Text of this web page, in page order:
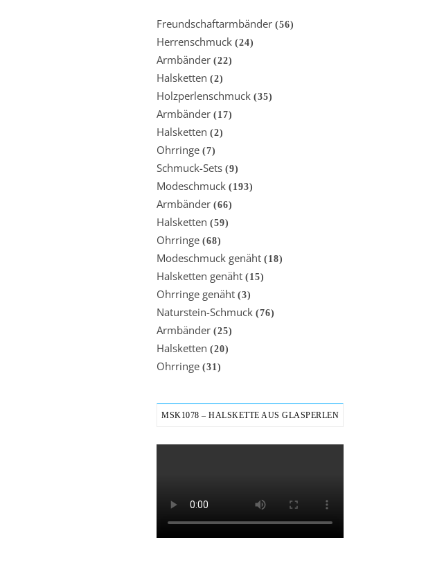
Freundschaftarmbänder (56)
Herrenschmuck (24)
Armbänder (22)
Halsketten (2)
Holzperlenschmuck (35)
Armbänder (17)
Halsketten (2)
Ohrringe (7)
Schmuck-Sets (9)
Modeschmuck (193)
Armbänder (66)
Halsketten (59)
Ohrringe (68)
Modeschmuck genäht (18)
Halsketten genäht (15)
Ohrringe genäht (3)
Naturstein-Schmuck (76)
Armbänder (25)
Halsketten (20)
Ohrringe (31)
MSK1078 – HALSKETTE AUS GLASPERLEN